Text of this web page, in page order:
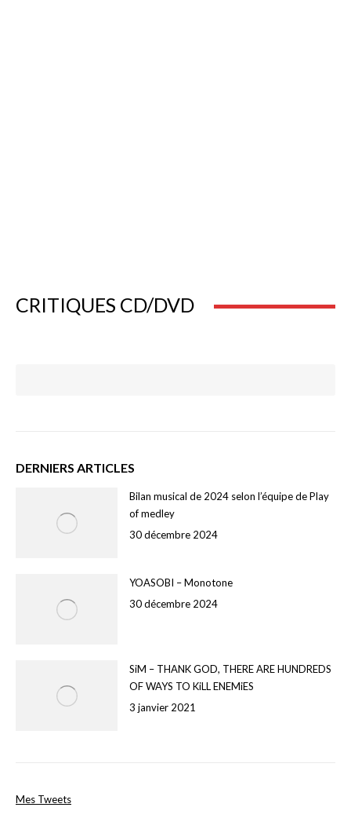
CRITIQUES CD/DVD
DERNIERS ARTICLES
Bilan musical de 2024 selon l’équipe de Play
of medley
30 décembre 2024
YOASOBI – Monotone
30 décembre 2024
SiM – THANK GOD, THERE ARE HUNDREDS
OF WAYS TO KiLL ENEMiES
3 janvier 2021
Mes Tweets